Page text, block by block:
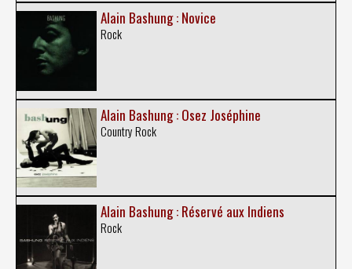
Alain Bashung : Novice
Rock
Alain Bashung : Osez Joséphine
Country Rock
Alain Bashung : Réservé aux Indiens
Rock